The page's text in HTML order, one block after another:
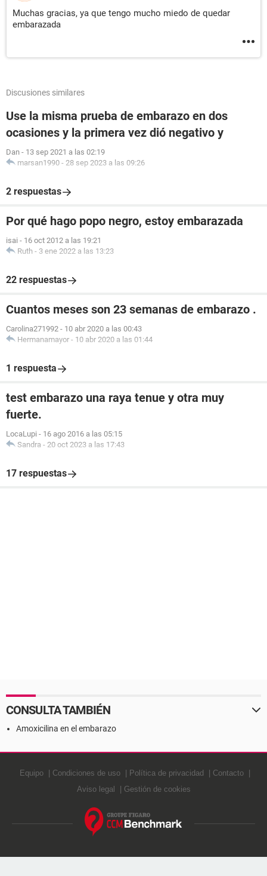
Muchas gracias, ya que tengo mucho miedo de quedar
embarazada
Discusiones similares
Use la misma prueba de embarazo en dos
ocasiones y la primera vez dió negativo y
Dan - 13 sep 2021 a las 02:19
marsan1990 - 28 sep 2023 a las 09:26
2 respuestas
Por qué hago popo negro, estoy embarazada
isai - 16 oct 2012 a las 19:21
Ruth - 3 ene 2022 a las 13:23
22 respuestas
Cuantos meses son 23 semanas de embarazo .
Carolina271992 - 10 abr 2020 a las 00:43
Hermanamayor - 10 abr 2020 a las 01:44
1 respuesta
test embarazo una raya tenue y otra muy
fuerte.
LocaLupi - 16 ago 2016 a las 05:15
Sandra - 20 oct 2023 a las 17:43
17 respuestas
CONSULTA TAMBIÉN
Amoxicilina en el embarazo
Equipo Condiciones de uso Política de privacidad
Contacto
Aviso legal
Gestión de cookies